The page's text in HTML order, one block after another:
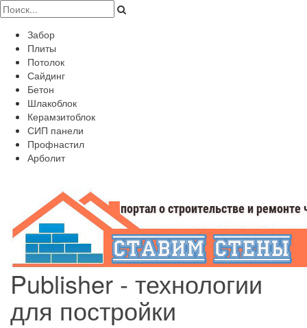
Забор
Плиты
Потолок
Сайдинг
Бетон
Шлакоблок
Керамзитоблок
СИП панели
Профнастил
Арболит
Publisher - технологии
для постройки